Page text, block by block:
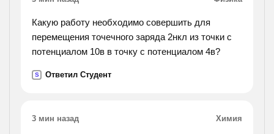
Какую работу необходимо совершить для
перемещения точечного заряда 2нкл из точки с
потенциалом 10в в точку с потенциалом 4в?
S Ответил Студент
3 мин назад Химия